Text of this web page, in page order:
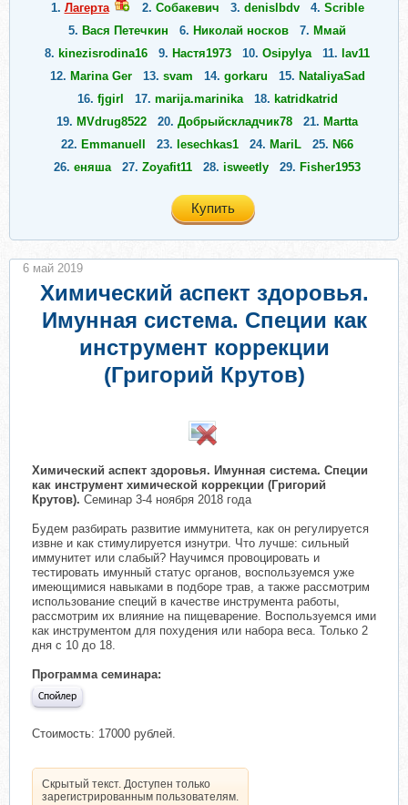
1. Лагерта 2. Собакевич 3. denislbdv 4. Scrible
5. Вася Петечкин 6. Николай носков 7. Ммай
8. kinezisrodina16 9. Настя1973 10. Osipylya 11. lav11
12. Marina Ger 13. svam 14. gorkaru 15. NataliyaSad
16. fjgirl 17. marija.marinika 18. katridkatrid
19. MVdrug8522 20. Добрыйскладчик78 21. Martta
22. Emmanuell 23. lesechkas1 24. MariL 25. N66
26. еняша 27. Zoyafit11 28. isweetly 29. Fisher1953
Купить
Химический аспект здоровья.
Имунная система. Специи как
инструмент коррекции
(Григорий Крутов)
Химический аспект здоровья. Имунная система. Специи
как инструмент химической коррекции (Григорий
Крутов). Семинар 3-4 ноября 2018 года
Будем разбирать развитие иммунитета, как он регулируется
извне и как стимулируется изнутри. Что лучше: сильный
иммунитет или слабый? Научимся провоцировать и
тестировать имунный статус органов, воспользуемся уже
имеющимися навыками в подборе трав, а также рассмотрим
использование специй в качестве инструмента работы,
рассмотрим их влияние на пищеварение. Воспользуемся ими
как инструментом для похудения или набора веса. Только 2
дня с 10 до 18.
Программа семинара:
Спойлер
Стоимость: 17000 рублей.
Скрытый текст. Доступен только
зарегистрированным пользователям.
6 май 2019